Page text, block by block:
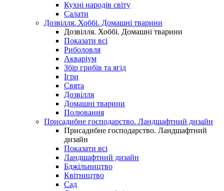
Кухні народів світу
Салати
Дозвілля. Хоббі. Домашні тварини
Дозвілля. Хоббі. Домашні тварини
Показати всі
Риболовля
Акваріум
Збір грибів та ягід
Ігри
Свята
Дозвілля
Домашні тварини
Полювання
Присадибне господарство. Ландшафтний дизайн
Присадибне господарство. Ландшафтний
дизайн
Показати всі
Ландшафтний дизайн
Бджільництво
Квітництво
Сад